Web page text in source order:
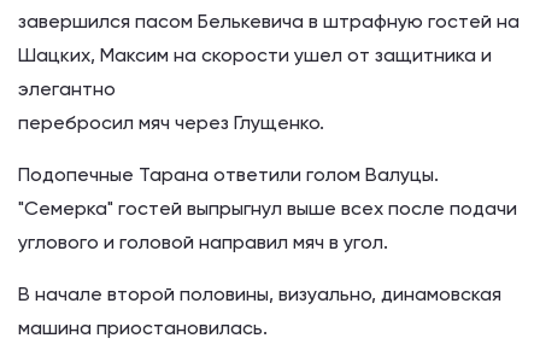
завершился пасом Белькевича в штрафную гостей на
Шацких, Максим на скорости ушел от защитника и
элегантно
перебросил мяч через Глущенко.
Подопечные Тарана ответили голом Валуцы.
"Семерка" гостей выпрыгнул выше всех после подачи
углового и головой направил мяч в угол.
В начале второй половины, визуально, динамовская
машина приостановилась.